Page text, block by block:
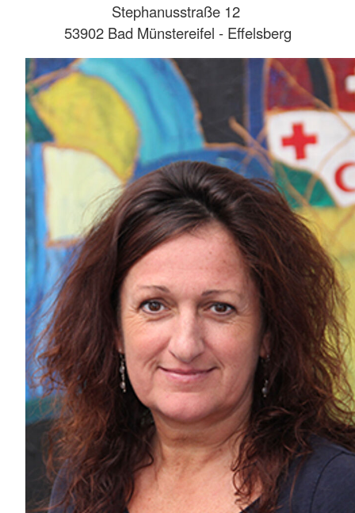
Stephanusstraße 12
53902 Bad Münstereifel - Effelsberg